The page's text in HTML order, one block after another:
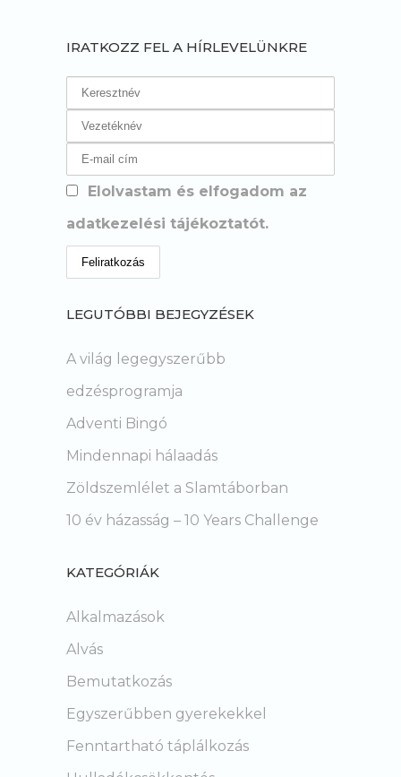
IRATKOZZ FEL A HÍRLEVELÜNKRE
Elolvastam és elfogadom az
adatkezelési tájékoztatót.
LEGUTÓBBI BEJEGYZÉSEK
A világ legegyszerűbb
edzésprogramja
Adventi Bingó
Mindennapi hálaadás
Zöldszemlélet a Slamtáborban
10 év házasság – 10 Years Challenge
KATEGÓRIÁK
Alkalmazások
Alvás
Bemutatkozás
Egyszerűbben gyerekekkel
Fenntartható táplálkozás